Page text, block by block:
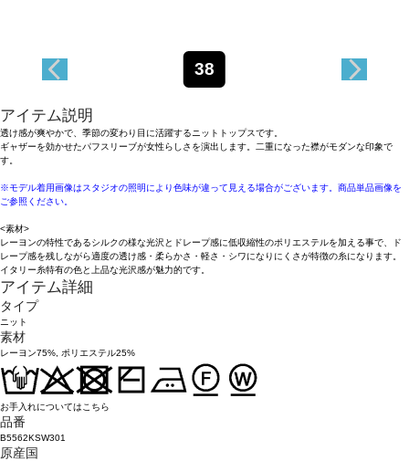
38
アイテム説明
透け感が爽やかで、季節の変わり目に活躍するニットトップスです。
ギャザーを効かせたパフスリーブが女性らしさを演出します。二重になった襟がモダンな印象で
す。
※モデル着用画像はスタジオの照明により色味が違って見える場合がございます。商品単品画像を
ご参照ください。
<素材>
レーヨンの特性であるシルクの様な光沢とドレープ感に低収縮性のポリエステルを加える事で、ド
レープ感を残しながら適度の透け感・柔らかさ・軽さ・シワになりにくさが特徴の糸になります。
イタリー糸特有の色と上品な光沢感が魅力的です。
アイテム詳細
タイプ
ニット
素材
レーヨン75%, ポリエステル25%
お手入れについてはこちら
品番
B5562KSW301
原産国